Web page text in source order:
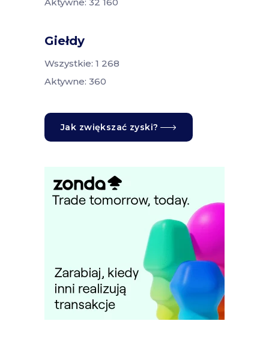
Giełdy
Wszystkie: 1 268
Aktywne: 360
Jak zwiększać zyski?